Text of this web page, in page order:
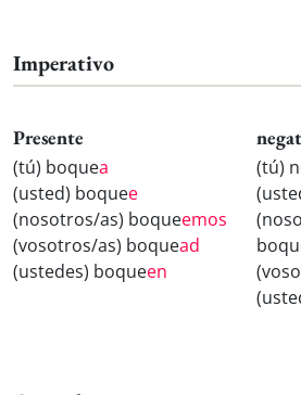
Imperativo
Presente
(tú) boquea
(usted) boquee
(nosotros/as) boqueemos
(vosotros/as) boquead
(ustedes) boqueen
(tú)